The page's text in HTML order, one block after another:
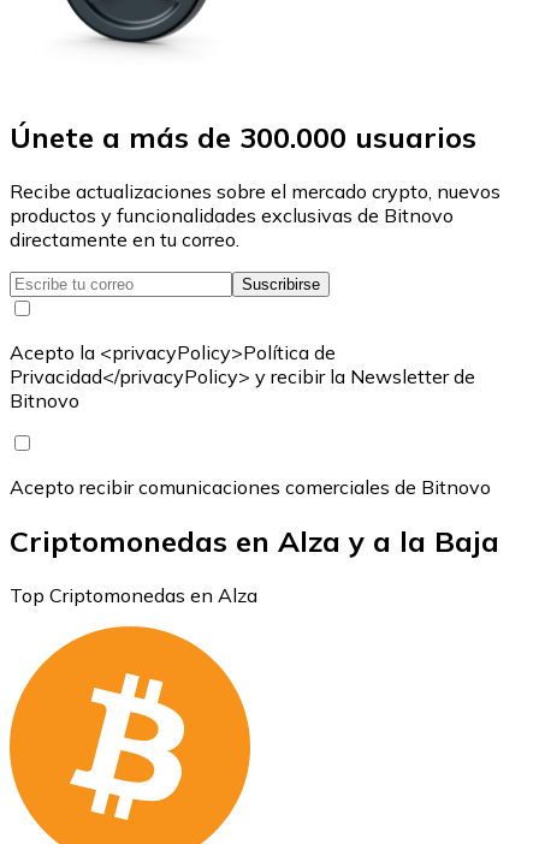
Únete a más de 300.000 usuarios
Recibe actualizaciones sobre el mercado crypto, nuevos
productos y funcionalidades exclusivas de Bitnovo
directamente en tu correo.
Suscribirse
Acepto la <privacyPolicy>Política de
Privacidad</privacyPolicy> y recibir la Newsletter de
Bitnovo
Acepto recibir comunicaciones comerciales de Bitnovo
Criptomonedas en Alza y a la Baja
Top Criptomonedas en Alza